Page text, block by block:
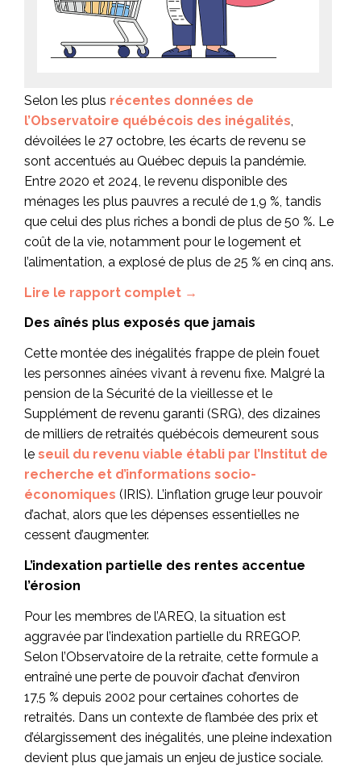
Selon les plus récentes données de
l’Observatoire québécois des inégalités
dévoilées le 27 octobre, les écarts de revenu se
sont accentués au Québec depuis la pandémie.
Entre 2020 et 2024, le revenu disponible des
ménages les plus pauvres a reculé de 1,9 %, tandis
que celui des plus riches a bondi de plus de 50 %. Le
coût de la vie, notamment pour le logement et
l’alimentation, a explosé de plus de 25 % en cinq ans.
Lire le rapport complet →
Des aînés plus exposés que jamais
Cette montée des inégalités frappe de plein fouet
les personnes aînées vivant à revenu fixe. Malgré la
pension de la Sécurité de la vieillesse et le
Supplément de revenu garanti (SRG), des dizaines
de milliers de retraités québécois demeurent sous
le seuil du revenu viable établi par l’Institut de
recherche et d’informations socio-
économiques (IRIS). L’inflation gruge leur pouvoir
d’achat, alors que les dépenses essentielles ne
cessent d’augmenter.
L’indexation partielle des rentes accentue
l’érosion
Pour les membres de l’AREQ, la situation est
aggravée par l’indexation partielle du RREGOP.
Selon l’Observatoire de la retraite, cette formule a
entraîné une perte de pouvoir d’achat d’environ
17,5 % depuis 2002 pour certaines cohortes de
retraités. Dans un contexte de flambée des prix et
d’élargissement des inégalités, une pleine indexation
devient plus que jamais un enjeu de justice sociale.